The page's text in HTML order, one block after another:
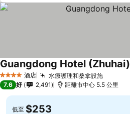
4 星級 酒店 水療護理和桑拿設施
Guangdong Hotel (Zhuhai)
7.6 好 2,491 距離市中心 5.5 公里
低至 $253